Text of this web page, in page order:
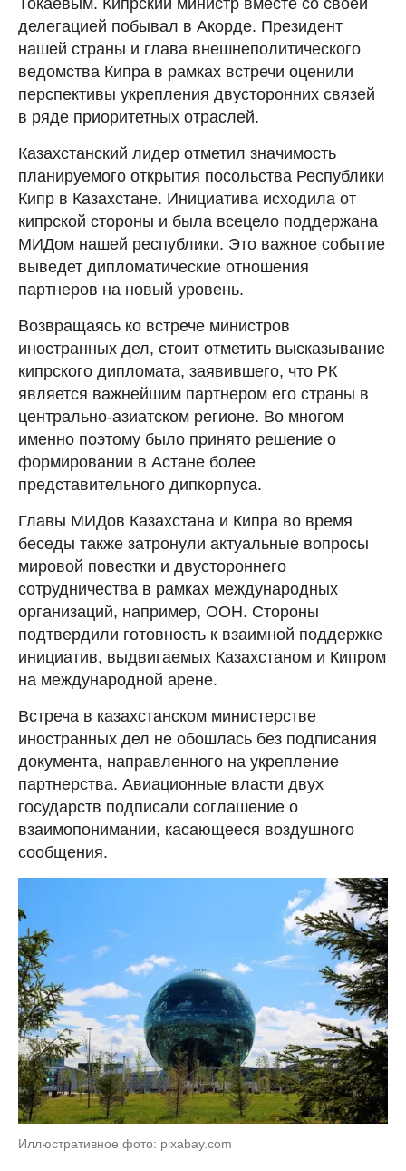
делегацией побывал в Акорде. Президент
нашей страны и глава внешнеполитического
ведомства Кипра в рамках встречи оценили
перспективы укрепления двусторонних связей
в ряде приоритетных отраслей.
Казахстанский лидер отметил значимость
планируемого открытия посольства Республики
Кипр в Казахстане. Инициатива исходила от
кипрской стороны и была всецело поддержана
МИДом нашей республики. Это важное событие
выведет дипломатические отношения
партнеров на новый уровень.
Возвращаясь ко встрече министров
иностранных дел, стоит отметить высказывание
кипрского дипломата, заявившего, что РК
является важнейшим партнером его страны в
центрально-азиатском регионе. Во многом
именно поэтому было принято решение о
формировании в Астане более
представительного дипкорпуса.
Главы МИДов Казахстана и Кипра во время
беседы также затронули актуальные вопросы
мировой повестки и двустороннего
сотрудничества в рамках международных
организаций, например, ООН. Стороны
подтвердили готовность к взаимной поддержке
инициатив, выдвигаемых Казахстаном и Кипром
на международной арене.
Встреча в казахстанском министерстве
иностранных дел не обошлась без подписания
документа, направленного на укрепление
партнерства. Авиационные власти двух
государств подписали соглашение о
взаимопонимании, касающееся воздушного
сообщения.
Иллюстративное фото: pixabay.com